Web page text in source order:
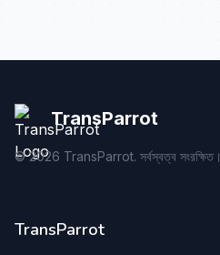
TransParrot
©2026 TransParrot. সর্বস্বত্ব সংরক্ষিত।
TransParrot